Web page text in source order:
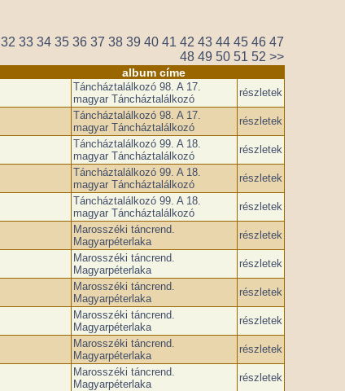
32 33 34 35 36 37 38 39 40 41 42 43 44 45 46 47
48 49 50 51 52 >>
album címe
Táncháztalálkozó ­98. A 17.
magyar Táncháztalálkozó
részletek
Táncháztalálkozó ­98. A 17.
magyar Táncháztalálkozó
részletek
Táncháztalálkozó ­99. A 18.
magyar Táncháztalálkozó
részletek
Táncháztalálkozó ­99. A 18.
magyar Táncháztalálkozó
részletek
Táncháztalálkozó ­99. A 18.
magyar Táncháztalálkozó
részletek
Marosszéki táncrend.
Magyarpéterlaka
részletek
Marosszéki táncrend.
Magyarpéterlaka
részletek
Marosszéki táncrend.
Magyarpéterlaka
részletek
Marosszéki táncrend.
Magyarpéterlaka
részletek
Marosszéki táncrend.
Magyarpéterlaka
részletek
Marosszéki táncrend.
Magyarpéterlaka
részletek